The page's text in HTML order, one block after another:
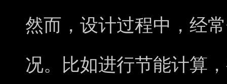
然而，设计过程中，经
况。比如进行节能计算